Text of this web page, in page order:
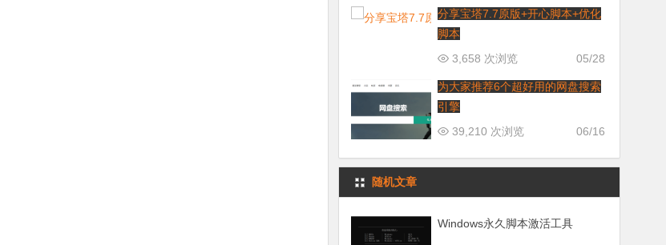
分享宝塔7.7原版+开心脚本+优化
脚本
05/28
3,658 次浏览
为大家推荐6个超好用的网盘搜索
引擎
06/16
39,210 次浏览
随机文章
Windows永久脚本激活工具